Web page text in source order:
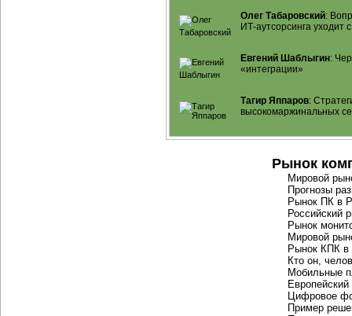
Олег Табаровский:
ИТ-аутсорсинга уходит
Евгений Шаблыгин:
«интеграции»
Тагир Яппаров:
высокомаржинальных
Рынок
Мировой
Прогнозы
Рынок ПК в
Российский
Рынок
Мировой
Рынок КПК в
Кто он,
Мобильные
Цифровое
Пример